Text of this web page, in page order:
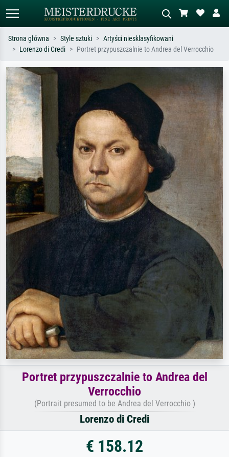
Szukaj wg artysty, tytułu lub stylu – np.
Monet, Gwiaździsta noc,
impresjonizm, fala Hokusaia, akt.
abstrakcja z czerwienią, ciemny olej,
stojący akt obok drzewa.
Strona główna Style sztuki
Artyści niesklasyfikowani
Lorenzo di Credi
Portret przypuszczalnie to Andrea del Verrocchio
Portret przypuszczalnie to Andrea del
Verrocchio
(Portrait presumed to be Andrea del Verrocchio )
Lorenzo di Credi
€ 158.12